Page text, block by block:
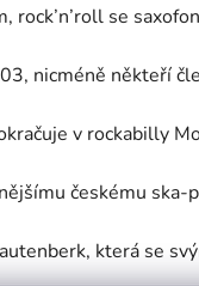
rock’n’roll se
nicméně někteří
v rockabilly
českému ska-
která se